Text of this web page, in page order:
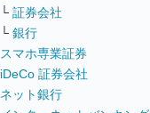
└ 証券会社
└ 銀行
スマホ専業証券
iDeCo 証券会社
ネット銀行